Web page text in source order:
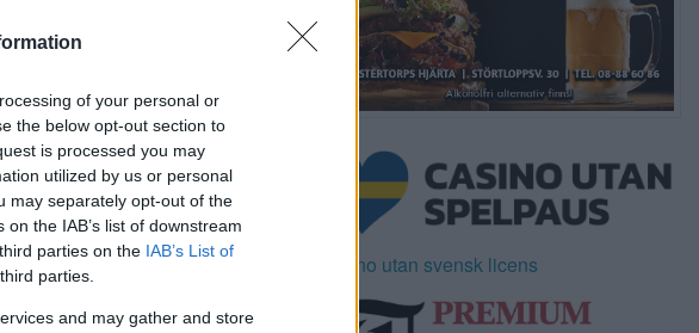
of your personal or
the below opt-out section to
is processed you may
utilized by us or personal
may separately opt-out of the
the IAB’s list of downstream
parties on the IAB’s List of
parties.
and may gather and store
OM
OCH
Casino utan svensk licens